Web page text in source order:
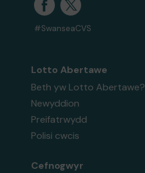
#SwanseaCVS
Lotto Abertawe
Beth yw Lotto Abertawe?
Newyddion
Preifatrwydd
Polisi cwcis
Cefnogwyr